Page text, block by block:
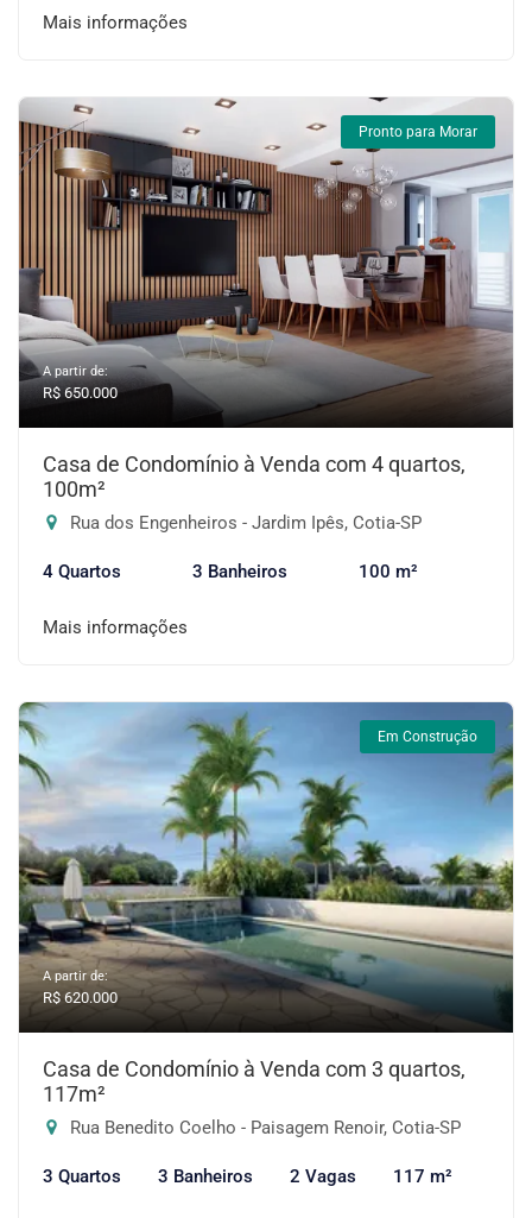
Mais informações
Pronto para Morar
A partir de:
R$ 650.000
Casa de Condomínio à Venda com 4 quartos,
100m²
Rua dos Engenheiros - Jardim Ipês, Cotia-SP
4 Quartos 3 Banheiros 100 m²
Mais informações
Em Construção
A partir de:
R$ 620.000
Casa de Condomínio à Venda com 3 quartos,
117m²
Rua Benedito Coelho - Paisagem Renoir, Cotia-SP
3 Quartos 3 Banheiros 2 Vagas 117 m²